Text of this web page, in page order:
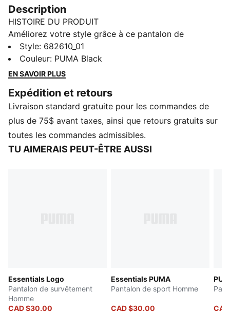
Description
HISTOIRE DU PRODUIT
Améliorez votre style grâce à ce pantalon de
survêtement PUMA. Doté d’une ceinture élastique avec
cordons de serrage internes pour un ajustement
personnalisé et d’une broderie du logo n
essentiel du quotidien.
CARACTÉRISTIQUES ET AVANTAGES
Contient au moins 50 % de matière recyclée
DÉTAILS
Coupe standard
Style: 682610_01
Couleur: PUMA Black
EN SAVOIR PLUS
Expédition et retours
Livraison standard gratuite pour les commandes de
plus de 75$ avant taxes, ainsi que retours gratuits sur
toutes les commandes admissibles.
TU AIMERAIS PEUT-ÊTRE AUSSI
Essentials Logo
Pantalon de survêtement
Homme
CAD $30.00
Essentials PUMA
Pantalon de sport Homme
CAD $30.00